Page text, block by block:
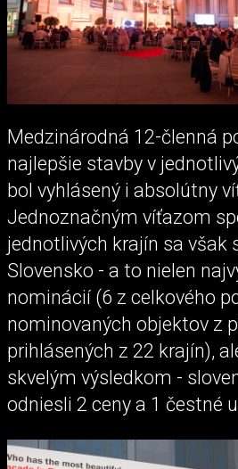
Medzinárodná 12-členná
najlepšie stavby v
bol vyhlásený i absolútny
Jednoznačným víťazom
jednotlivých krajín sa však
Slovensko - a to nielen
nominácií (6 z celkového
nominovaných objektov z
prihlásených z 22 krajín),
skvelým výsledkom -
odniesli 2 ceny a 1 čestné